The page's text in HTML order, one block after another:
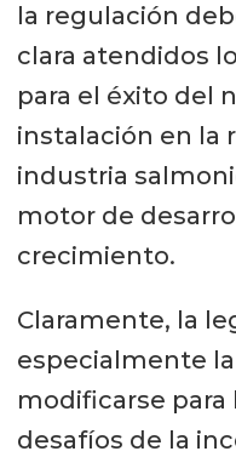
la regulación
clara atendidos
para el éxito del
instalación en la
industria
motor de
crecimiento.
Claramente, la
especialmente
modificarse para
desafíos de la